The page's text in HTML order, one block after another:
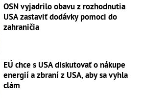
OSN vyjadrilo obavu z rozhodnutia
USA zastaviť dodávky pomoci do
zahraničia
EÚ chce s USA diskutovať o nákupe
energií a zbraní z USA, aby sa vyhla
clám